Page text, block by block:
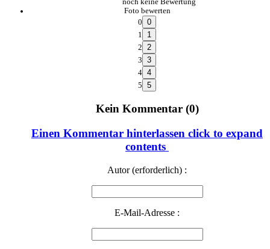
Foto bewerten
0
1
2
3
4
5
Kein Kommentar (0)
Einen Kommentar hinterlassen click to expand
contents
Autor (erforderlich) :
E-Mail-Adresse :